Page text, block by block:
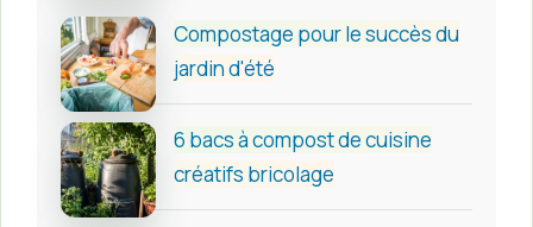
Compostage pour le succès du
jardin d'été
6 bacs à compost de cuisine
créatifs bricolage